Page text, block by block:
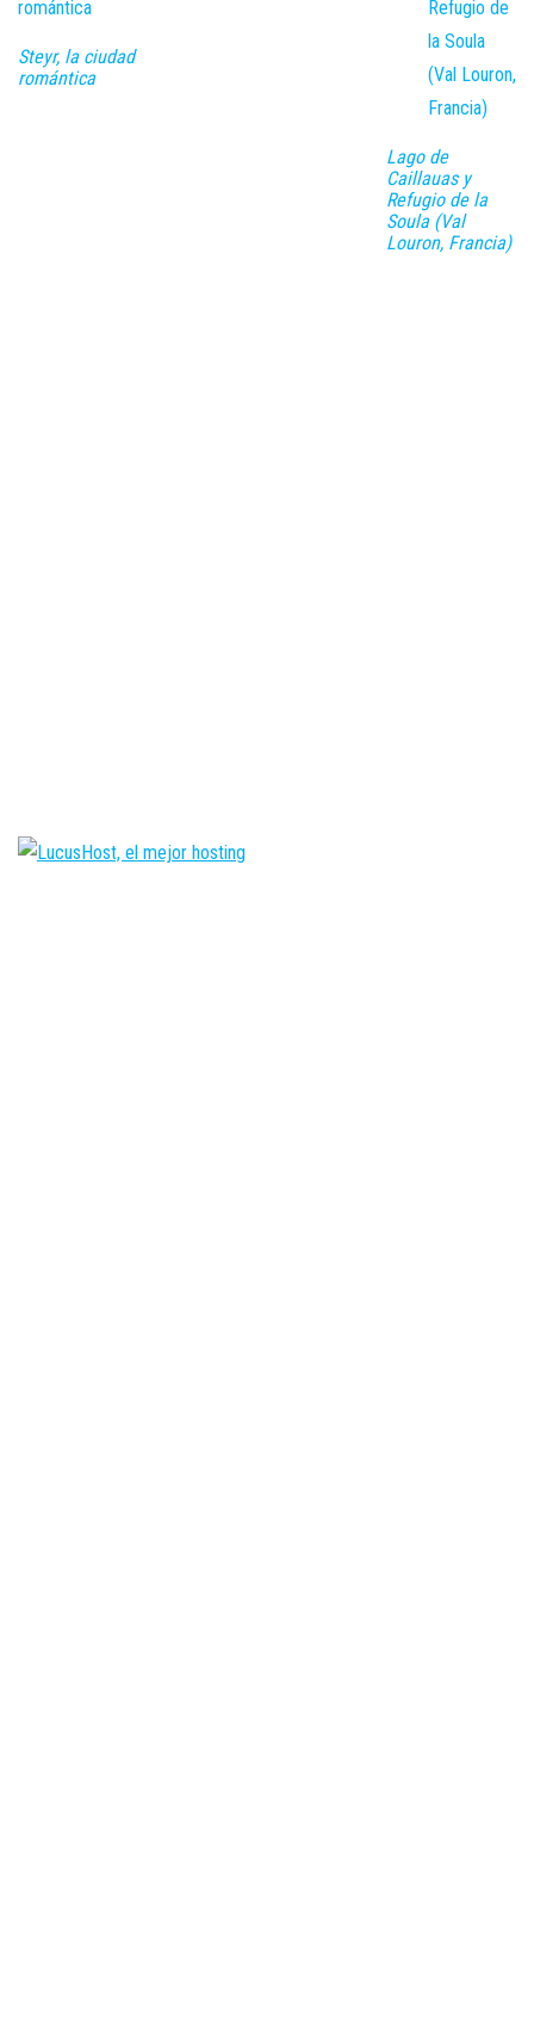
Steyr, la ciudad
romántica
Lago de
Caillauas y
Refugio de la
Soula (Val
Louron, Francia)